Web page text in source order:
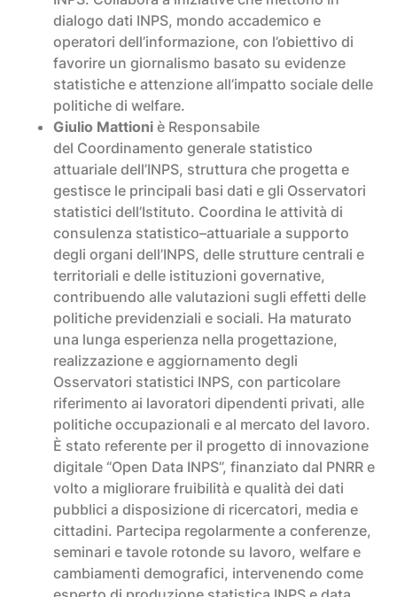
dialogo dati INPS, mondo accademico e
operatori dell’informazione, con l’obiettivo di
favorire un giornalismo basato su evidenze
statistiche e attenzione all’impatto sociale delle
politiche di welfare.
Giulio Mattioni è Responsabile
del Coordinamento generale statistico
attuariale dell’INPS, struttura che progetta e
gestisce le principali basi dati e gli Osservatori
statistici dell’Istituto. Coordina le attività di
consulenza statistico–attuariale a supporto
degli organi dell’INPS, delle strutture centrali e
territoriali e delle istituzioni governative,
contribuendo alle valutazioni sugli effetti delle
politiche previdenziali e sociali. Ha maturato
una lunga esperienza nella progettazione,
realizzazione e aggiornamento degli
Osservatori statistici INPS, con particolare
riferimento ai lavoratori dipendenti privati, alle
politiche occupazionali e al mercato del lavoro.
È stato referente per il progetto di innovazione
digitale “Open Data INPS”, finanziato dal PNRR e
volto a migliorare fruibilità e qualità dei dati
pubblici a disposizione di ricercatori, media e
cittadini. Partecipa regolarmente a conferenze,
seminari e tavole rotonde su lavoro, welfare e
cambiamenti demografici, intervenendo come